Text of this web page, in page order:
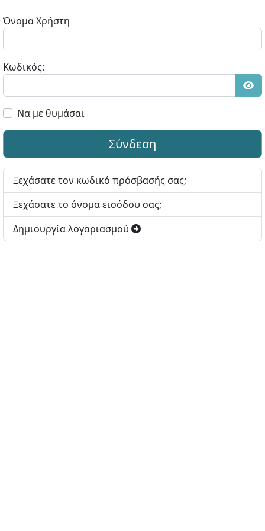
Όνομα Χρήστη
Κωδικός:
Να με θυμάσαι
Σύνδεση
Ξεχάσατε τον κωδικό πρόσβασής σας;
Ξεχάσατε το όνομα εισόδου σας;
Δημιουργία λογαριασμού